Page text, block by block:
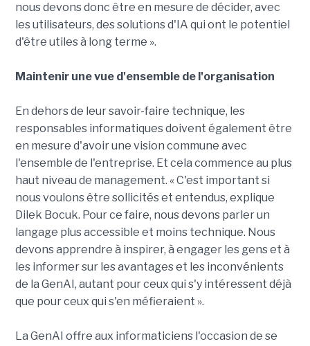
nous devons donc être en mesure de décider, avec
les utilisateurs, des solutions d'IA qui ont le potentiel
d'être utiles à long terme ».
Maintenir une vue d'ensemble de l'organisation
En dehors de leur savoir-faire technique, les
responsables informatiques doivent également être
en mesure d'avoir une vision commune avec
l'ensemble de l'entreprise. Et cela commence au plus
haut niveau de management. « C'est important si
nous voulons être sollicités et entendus, explique
Dilek Bocuk. Pour ce faire, nous devons parler un
langage plus accessible et moins technique. Nous
devons apprendre à inspirer, à engager les gens et à
les informer sur les avantages et les inconvénients
de la GenAI, autant pour ceux qui s'y intéressent déjà
que pour ceux qui s'en méfieraient ».
La GenAI offre aux informaticiens l'occasion de se